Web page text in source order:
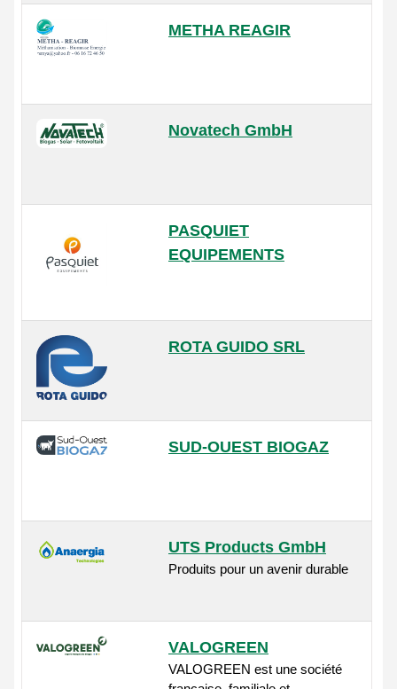
METHA REAGIR
Novatech GmbH
PASQUIET
EQUIPEMENTS
ROTA GUIDO SRL
SUD-OUEST BIOGAZ
UTS Products GmbH
Produits pour un avenir durable
VALOGREEN
VALOGREEN est une société